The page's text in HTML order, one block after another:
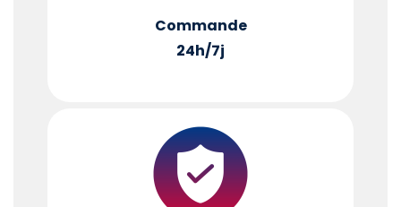
Commande
24h/7j